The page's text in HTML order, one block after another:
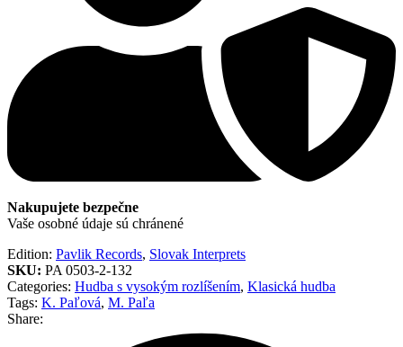
Nakupujete bezpečne
Vaše osobné údaje sú chránené
Edition: Pavlik Records, Slovak Interprets
SKU: PA 0503-2-132
Categories: Hudba s vysokým rozlíšením, Klasická hudba
Tags: K. Paľová, M. Paľa
Share: